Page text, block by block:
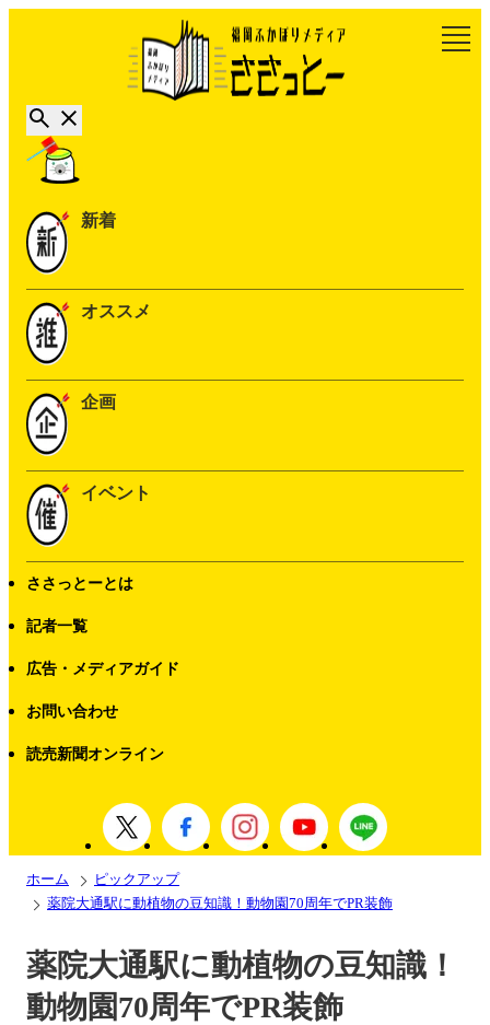
新着
オススメ
企画
イベント
ささっとーとは
記者一覧
広告・メディアガイド
お問い合わせ
読売新聞オンライン
ホーム
ピックアップ
薬院大通駅に動植物の豆知識！動物園70周年でPR装飾
薬院大通駅に動植物の豆知識！
動物園70周年でPR装飾